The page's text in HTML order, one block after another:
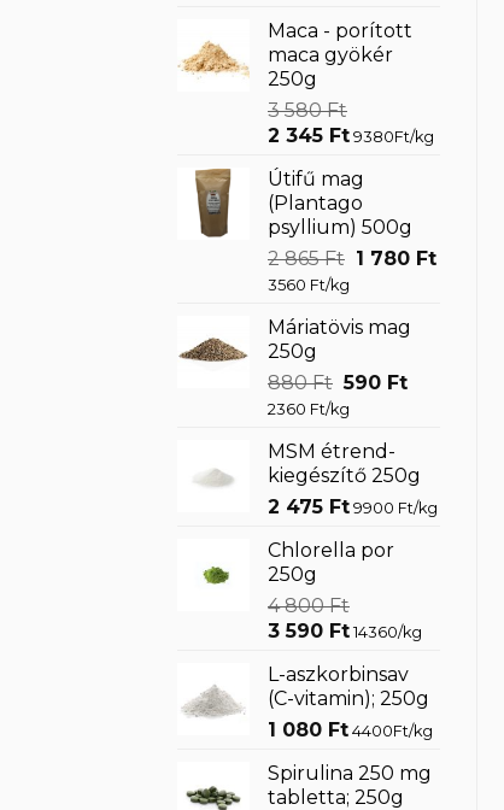
Maca - porított
maca gyökér
250g
3 580Ft
Original
was:
3
580 Ft.
2 345 FtCurrent
is:
2
345 Ft.
9380Ft/kg
Útifű mag
(Plantago
psyllium) 500g
2 865Ft Original
2
1 780 FtCurrent
3560 Ft/kg
Máriatövis mag
250g
880Ft Original
price
880 Ft.
590 FtCurrent
2360 Ft/kg
MSM étrend-
kiegészítő 250g
2 475 Ft 9900 Ft/kg
Chlorella por
250g
4 800Ft
Original
was:
4
800 Ft.
3 590 FtCurrent
is:
3
590 Ft.
14360/kg
L-aszkorbinsav
(C-vitamin); 250g
1 080 Ft 4400Ft/kg
Spirulina 250 mg
tabletta; 250g